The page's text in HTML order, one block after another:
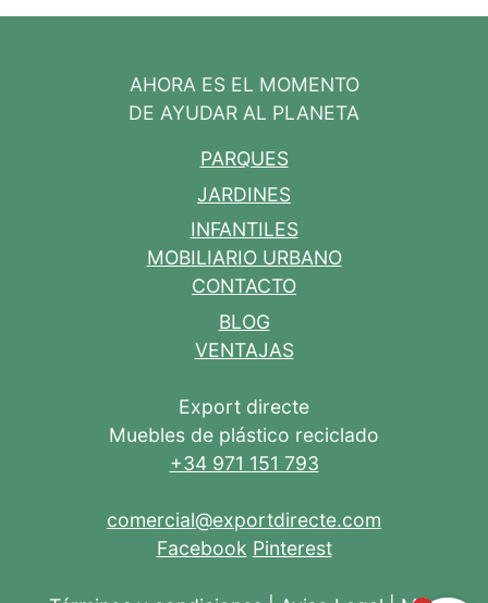
AHORA ES EL MOMENTO
DE AYUDAR AL PLANETA
PARQUES
JARDINES
INFANTILES
MOBILIARIO URBANO
CONTACTO
BLOG
VENTAJAS
Export directe
Muebles de plástico reciclado
+34 971 151 793
comercial@exportdirecte.com
Facebook Pinterest